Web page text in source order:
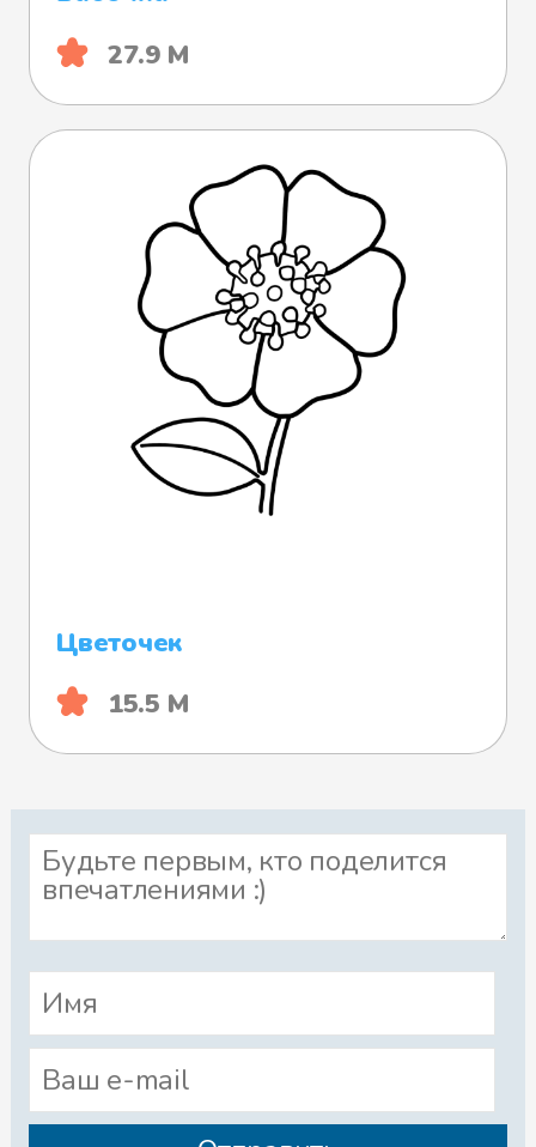
27.9 М
Цветочек
15.5 М